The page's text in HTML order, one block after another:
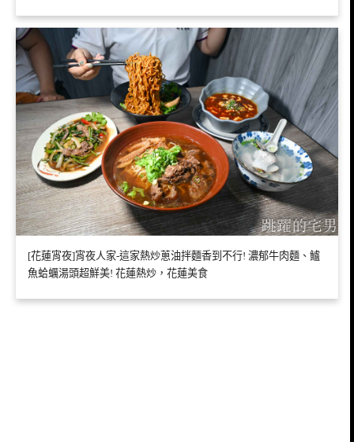
[花蓮宵夜]宵夜人家-這家熱炒蔥油拌麵香到不行! 濃郁牛肉麵、鱸
魚蛤蠣湯頭超鮮美! 花蓮熱炒，花蓮美食